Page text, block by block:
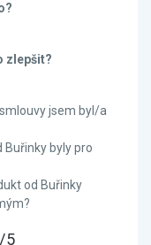
zlepšit?
jsem byl/a
byly pro
od Buřinky
5